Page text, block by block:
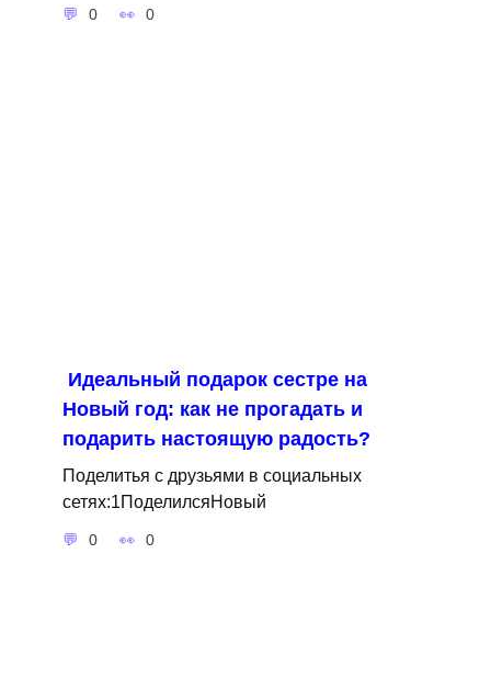
0 0
Идеальный подарок сестре на
Новый год: как не прогадать и
подарить настоящую радость?
Поделитья с друзьями в социальных
сетях:1ПоделилсяНовый
0 0